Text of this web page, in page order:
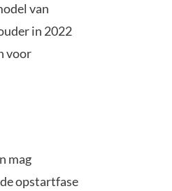
van
in 2022
voor
mag
opstartfase